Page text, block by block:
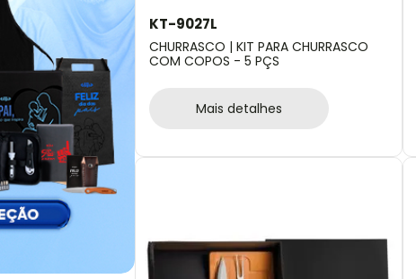
KT-9027L
CHURRASCO | KIT PARA CHURRASCO
COM COPOS - 5 PÇS
Mais detalhes